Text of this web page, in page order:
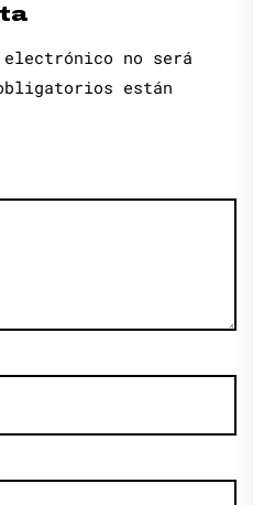
no será
están